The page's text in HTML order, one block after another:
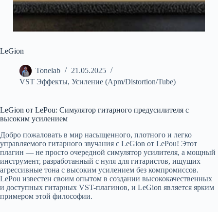
LeGion
Tonelab
21.05.2025
VST Эффекты, Усиление (Apm/Distortion/Tube)
LeGion от LePou: Симулятор гитарного предусилителя с
высоким усилением
Добро пожаловать в мир насыщенного, плотного и легко
управляемого гитарного звучания с LeGion от LePou! Этот
плагин — не просто очередной симулятор усилителя, а мощный
инструмент, разработанный с нуля для гитаристов, ищущих
агрессивные тона с высоким усилением без компромиссов.
LePou известен своим опытом в создании высококачественных
и доступных гитарных VST-плагинов, и LeGion является ярким
примером этой философии.